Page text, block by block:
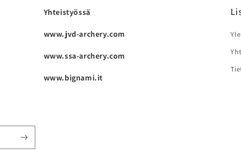
Yhteistyössä
www.jvd-archery.com
www.ssa-archery.com
www.bignami.it